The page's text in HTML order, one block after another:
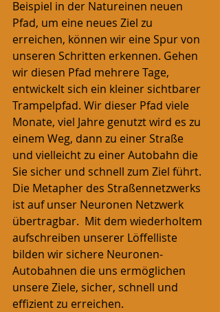
Beispiel in der Natureinen neuen
Pfad, um eine neues Ziel zu
erreichen, können wir eine Spur von
unseren Schritten erkennen. Gehen
wir diesen Pfad mehrere Tage,
entwickelt sich ein kleiner sichtbarer
Trampelpfad. Wir dieser Pfad viele
Monate, viel Jahre genutzt wird es zu
einem Weg, dann zu einer Straße
und vielleicht zu einer Autobahn die
Sie sicher und schnell zum Ziel führt.
Die Metapher des Straßennetzwerks
ist auf unser Neuronen Netzwerk
übertragbar.  Mit dem wiederholtem
aufschreiben unserer Löffelliste
bilden wir sichere Neuronen-
Autobahnen die uns ermöglichen
unsere Ziele, sicher, schnell und
effizient zu erreichen.